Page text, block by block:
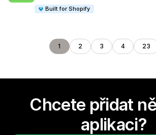
Built for Shopify
1 2 3 4 23
Chcete přidat
aplikaci?